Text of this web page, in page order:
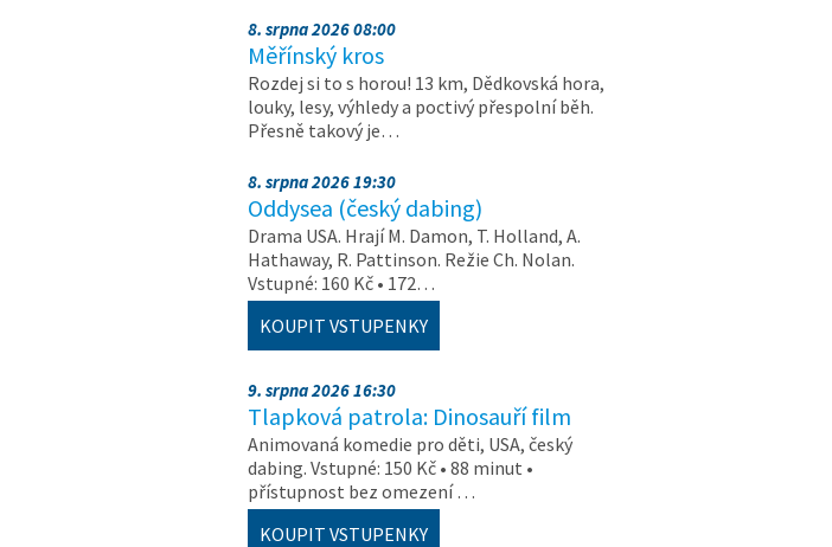
8. srpna 2026 08:00
Měřínský kros
Rozdej si to s horou! 13 km, Dědkovská hora,
louky, lesy, výhledy a poctivý přespolní běh.
Přesně takový je…
8. srpna 2026 19:30
Oddysea (český dabing)
Drama USA. Hrají M. Damon, T. Holland, A.
Hathaway, R. Pattinson. Režie Ch. Nolan.
Vstupné: 160 Kč • 172…
KOUPIT VSTUPENKY
9. srpna 2026 16:30
Tlapková patrola: Dinosauří film
Animovaná komedie pro děti, USA, český
dabing. Vstupné: 150 Kč • 88 minut •
přístupnost bez omezení …
KOUPIT VSTUPENKY